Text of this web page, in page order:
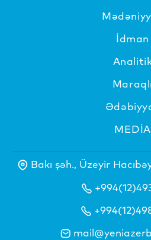
İdman
Maraqlı
MEDİA
Bakı şəh., Üzeyir